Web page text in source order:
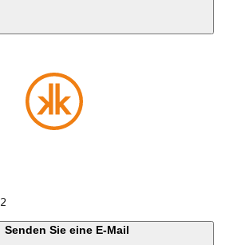
Senden Sie eine E-Mail